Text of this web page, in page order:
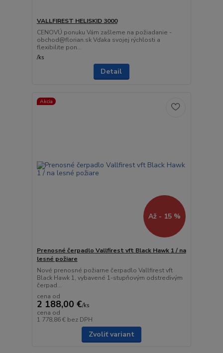
VALLFIREST HELISKID 3000
CENOVÚ ponuku Vám zašleme na požiadanie -
obchod@florian.sk Vďaka svojej rýchlosti a
flexibilite pon...
/ks
Detail
Akcia
Až - 15 %
Prenosné čerpadlo Vallfirest vft Black Hawk 1 / na
lesné požiare
Nové prenosné požiarne čerpadlo Vallfirest vft
Black Hawk 1, vybavené 1-stupňovým odstredivým
čerpad...
cena od
2 188,00 €/ks
cena od
1 778,86 € bez DPH
Zvoliť variant